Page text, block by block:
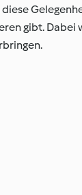
gibt. Dabei